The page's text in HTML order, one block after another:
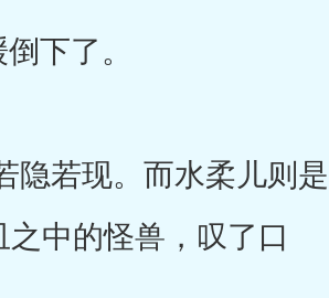
下了。
若现。而水柔儿则是
中的怪兽，叹了口